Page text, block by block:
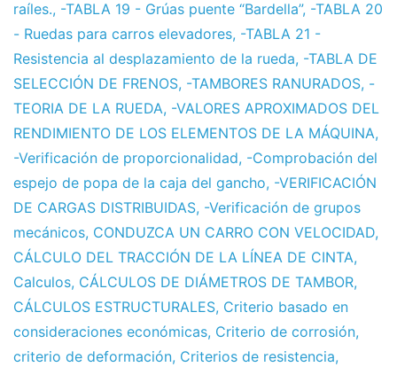
raíles., -TABLA 19 - Grúas puente “Bardella”, -TABLA 20
- Ruedas para carros elevadores, -TABLA 21 -
Resistencia al desplazamiento de la rueda, -TABLA DE
SELECCIÓN DE FRENOS, -TAMBORES RANURADOS, -
TEORIA DE LA RUEDA, -VALORES APROXIMADOS DEL
RENDIMIENTO DE LOS ELEMENTOS DE LA MÁQUINA,
-Verificación de proporcionalidad, -Comprobación del
espejo de popa de la caja del gancho, -VERIFICACIÓN
DE CARGAS DISTRIBUIDAS, -Verificación de grupos
mecánicos, CONDUZCA UN CARRO CON VELOCIDAD,
CÁLCULO DEL TRACCIÓN DE LA LÍNEA DE CINTA,
Calculos, CÁLCULOS DE DIÁMETROS DE TAMBOR,
CÁLCULOS ESTRUCTURALES, Criterio basado en
consideraciones económicas, Criterio de corrosión,
criterio de deformación, Criterios de resistencia,